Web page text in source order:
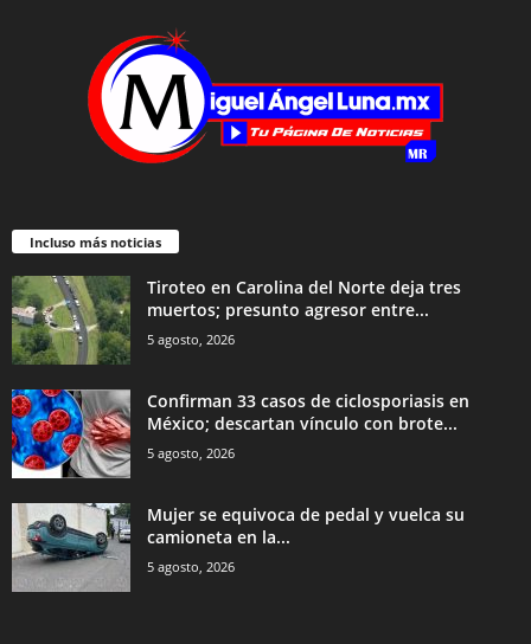
Incluso más noticias
Tiroteo en Carolina del Norte deja tres
muertos; presunto agresor entre...
5 agosto, 2026
Confirman 33 casos de ciclosporiasis en
México; descartan vínculo con brote...
5 agosto, 2026
Mujer se equivoca de pedal y vuelca su
camioneta en la...
5 agosto, 2026